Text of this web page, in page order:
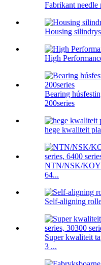
Fabrikant needle
Housing
High
Bearing
200series
hege kwaliteit
NTN/NSK/
64...
Self-aligning
Super kwaliteit
3 ...